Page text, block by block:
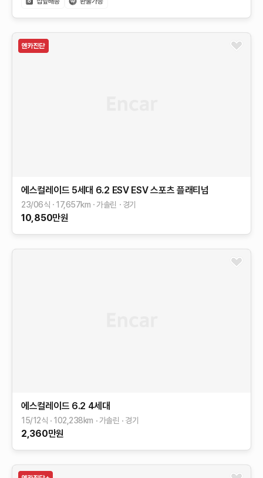
에스컬레이드 5세대 6.2 ESV ESV 스포츠 플래티넘
23/06식 17,657km 가솔린 경기
10,850만원
에스컬레이드 6.2 4세대
15/12식 102,238km 가솔린 경기
2,360만원